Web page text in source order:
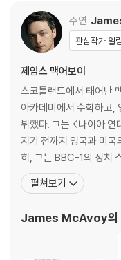
주연
관심작가 알
제임스 맥어보이
스코틀랜드에서 태어난
아카데미에서 수학하고,
뷔했다. 그는 <나이아 연
지기 전까지 영국과 미
히, 그는 BBC-1의 정치
의 <얼리 도어스>에서의
댄싱>에서는 근육질이지
사자, 마녀 그리고 옷장>
펼쳐보기
James McAvoy의